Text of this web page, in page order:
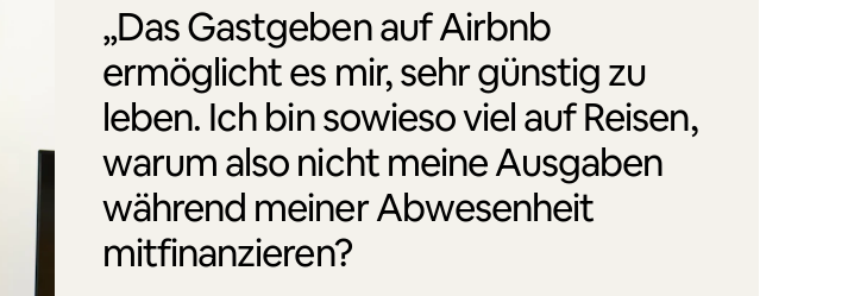
„Das Gastgeben auf Airbnb
ermöglicht es mir, sehr günstig zu
leben. Ich bin sowieso viel auf Reisen,
warum also nicht meine Ausgaben
während meiner Abwesenheit
mitfinanzieren?